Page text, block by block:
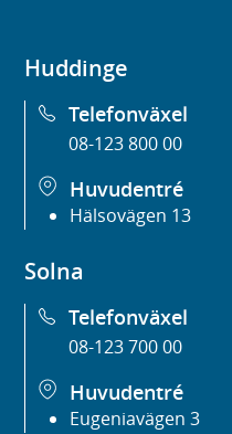
Huddinge
Telefonväxel
08-123 800 00
Huvudentré
Hälsovägen 13
Solna
Telefonväxel
08-123 700 00
Huvudentré
Eugeniavägen 3